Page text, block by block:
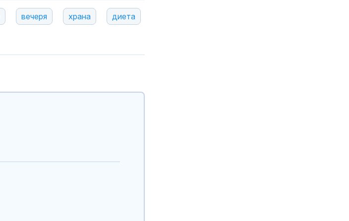
вечеря храна диета